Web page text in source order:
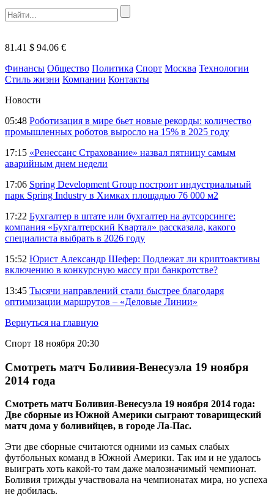
81.41 $ 94.06 €
Финансы Общество Политика Спорт Москва Технологии
Стиль жизни Компании Контакты
Новости
05:48 Роботизация в мире бьет новые рекорды: количество
промышленных роботов выросло на 15% в 2025 году
17:15 «Ренессанс Страхование» назвал пятницу самым
аварийным днем недели
17:06 Spring Development Group построит индустриальный
парк Spring Industry в Химках площадью 76 000 м2
17:22 Бухгалтер в штате или бухгалтер на аутсорсинге:
компания «Бухгалтерский Квартал» рассказала, какого
специалиста выбрать в 2026 году
15:52 Юрист Александр Шефер: Подлежат ли криптоактивы
включению в конкурсную массу при банкротстве?
13:45 Тысячи направлений стали быстрее благодаря
оптимизации маршрутов – «Деловые Линии»
Вернуться на главную
Спорт 18 ноября 20:30
Смотреть матч Боливия-Венесуэла 19 ноября
2014 года
Смотреть матч Боливия-Венесуэла 19 ноября 2014 года:
Две сборные из Южной Америки сыграют товарищеский
матч дома у боливийцев, в городе Ла-Пас.
Эти две сборные считаются одними из самых слабых
футбольных команд в Южной Америки. Так им и не удалось
выиграть хоть какой-то там даже малозначимый чемпионат.
Боливия трижды участвовала на чемпионатах мира, но успеха
не добилась.